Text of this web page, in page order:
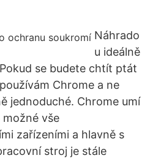
Náhrado
u ideálně
se budete chtít ptát
Chrome a ne
jednoduché. Chrome umí
vše
zařízeními a hlavně s
stroj je stále